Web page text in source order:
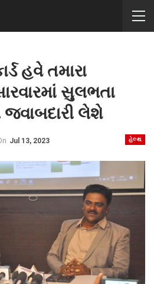
હવે તમારા
સુલભતા
લેશે
હેલ્થ
Jul 13, 2023